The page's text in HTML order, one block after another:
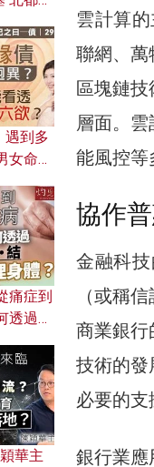
雲計算
聯網、萬
區塊鏈
層面。
能風控等
協作
金融科
（或稱
商業銀行
技術的發
必要的支
銀行業應
遇到多
女命途
痛症到
透過解
華主